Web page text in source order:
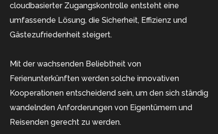
cloudbasierter Zugangskontrolle entsteht eine
umfassende Lösung, die Sicherheit, Effizienz und
Gästezufriedenheit steigert.
Mit der wachsenden Beliebtheit von
Ferienunterkünften werden solche innovativen
Kooperationen entscheidend sein, um den sich ständig
wandelnden Anforderungen von Eigentümern und
Reisenden gerecht zu werden.